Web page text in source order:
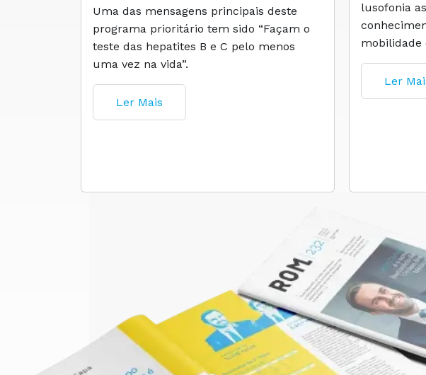
Uma das mensagens principais deste
programa prioritário tem sido “Façam o
teste das hepatites B e C pelo menos
uma vez na vida”.
Ler Mais
lusofonia
mobilidade
Ler